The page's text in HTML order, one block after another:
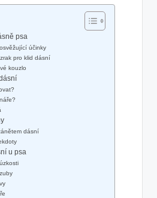
psa
účinky
pro klid dásní
kouzlo
dásní
u psa